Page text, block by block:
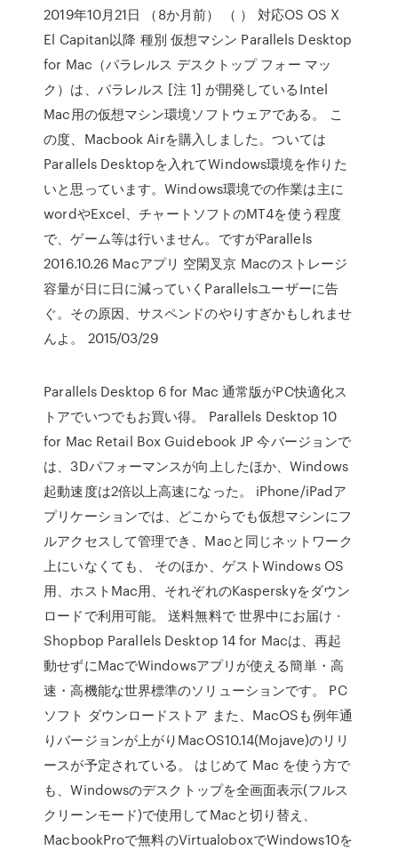
2019年10月21日 （8か月前） （ ） 対応OS OS X
El Capitan以降 種別 仮想マシン Parallels Desktop
for Mac（パラレルス デスクトップ フォー マッ
ク）は、パラレルス [注 1] が開発しているIntel
Mac用の仮想マシン環境ソフトウェアである。 こ
の度、Macbook Airを購入しました。ついては
Parallels Desktopを入れてWindows環境を作りた
いと思っています。Windows環境での作業は主に
wordやExcel、チャートソフトのMT4を使う程度
で、ゲーム等は行いません。ですがParallels
2016.10.26 Macアプリ 空閑叉京 Macのストレージ
容量が日に日に減っていくParallelsユーザーに告
ぐ。その原因、サスペンドのやりすぎかもしれませ
んよ。 2015/03/29
Parallels Desktop 6 for Mac 通常版がPC快適化ス
トアでいつでもお買い得。 Parallels Desktop 10
for Mac Retail Box Guidebook JP 今バージョンで
は、3Dパフォーマンスが向上したほか、Windows
起動速度は2倍以上高速になった。 iPhone/iPadア
プリケーションでは、どこからでも仮想マシンにフ
ルアクセスして管理でき、Macと同じネットワーク
上にいなくても、 そのほか、ゲストWindows OS
用、ホストMac用、それぞれのKasperskyをダウン
ロードで利用可能。 送料無料で 世界中にお届け ·
Shopbop Parallels Desktop 14 for Macは、再起
動せずにMacでWindowsアプリが使える簡単・高
速・高機能な世界標準のソリューションです。 PC
ソフト ダウンロードストア また、MacOSも例年通
りバージョンが上がりMacOS10.14(Mojave)のリリ
ースが予定されている。 はじめて Mac を使う方で
も、Windowsのデスクトップを全画面表示(フルス
クリーンモード)で使用してMacと切り替え、
MacbookProで無料のVirtualoboxでWindows10を